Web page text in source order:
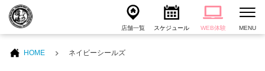
店舗一覧 スケジュール WEB体験 MENU
HOME ネイビーシールズ